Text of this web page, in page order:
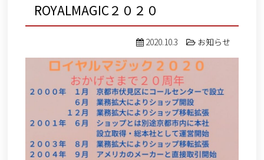
ROYALMAGIC２０２０
2020.10.3 お知らせ